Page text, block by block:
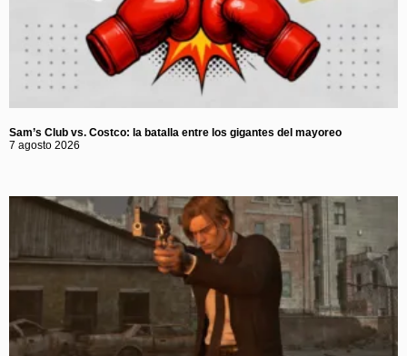
Sam’s Club vs. Costco: la batalla entre los gigantes del mayoreo
7 agosto 2026